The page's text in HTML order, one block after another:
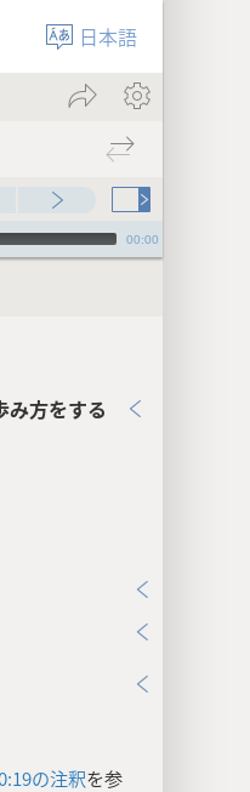
日本語
00:00
み方をする
の注釈を参